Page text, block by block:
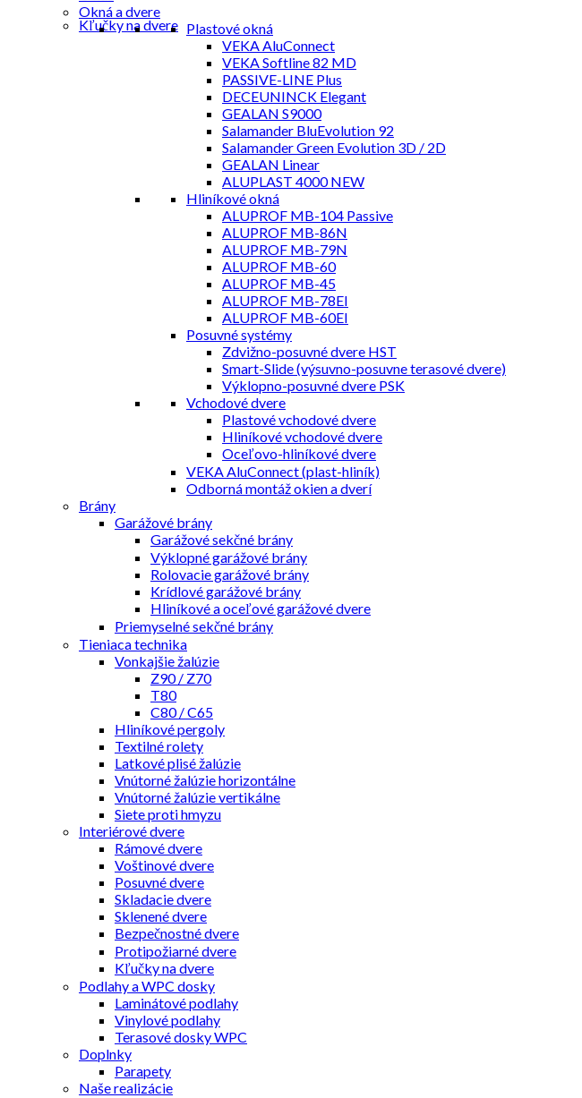
Kľučky na dvere
Okná a dvere
Plastové okná
VEKA AluConnect
VEKA Softline 82 MD
PASSIVE-LINE Plus
DECEUNINCK Elegant
GEALAN S9000
Salamander BluEvolution 92
Salamander Green Evolution 3D / 2D
GEALAN Linear
ALUPLAST 4000 NEW
Hliníkové okná
ALUPROF MB-104 Passive
ALUPROF MB-86N
ALUPROF MB-79N
ALUPROF MB-60
ALUPROF MB-45
ALUPROF MB-78EI
ALUPROF MB-60EI
Posuvné systémy
Zdvižno-posuvné dvere HST
Smart-Slide (výsuvno-posuvne terasové dvere)
Výklopno-posuvné dvere PSK
Vchodové dvere
Plastové vchodové dvere
Hliníkové vchodové dvere
Oceľovo-hliníkové dvere
VEKA AluConnect (plast-hliník)
Odborná montáž okien a dverí
Brány
Garážové brány
Garážové sekčné brány
Výklopné garážové brány
Rolovacie garážové brány
Krídlové garážové brány
Hliníkové a oceľové garážové dvere
Priemyselné sekčné brány
Tieniaca technika
Vonkajšie žalúzie
Z90 / Z70
T80
C80 / C65
Hliníkové pergoly
Textilné rolety
Latkové plisé žalúzie
Vnútorné žalúzie horizontálne
Vnútorné žalúzie vertikálne
Siete proti hmyzu
Interiérové dvere
Rámové dvere
Voštinové dvere
Posuvné dvere
Skladacie dvere
Sklenené dvere
Bezpečnostné dvere
Protipožiarné dvere
Kľučky na dvere
Podlahy a WPC dosky
Laminátové podlahy
Vinylové podlahy
Terasové dosky WPC
Doplnky
Parapety
Naše realizácie